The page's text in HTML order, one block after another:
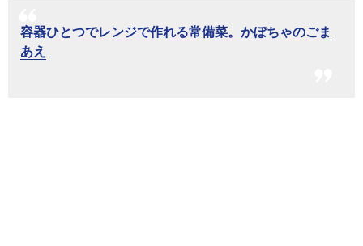
容器ひとつでレンジで作れる常備菜。かぼちゃのごま
あえ